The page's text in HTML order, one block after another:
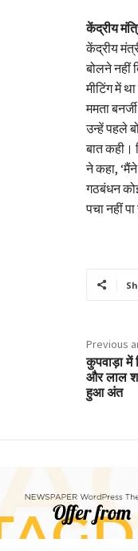
केंद्रीय
केंद्रीय
बोलने नहीं
मीटिंग में
ममता
उन्हें पहले
बात कही।
ने कहा,
गठबंधन
पचा नहीं
Previous
कुपवाड़ा
और लाल
हुआ अंत